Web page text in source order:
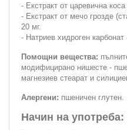
- Екстракт от царевична коса
- Екстракт от мечо грозде
20 мг.
- Натриев хидроген карбонат
Помощни вещества:
модифицирано нишесте -
магнезиев стеарат и
Алергени: пшеничен глутен.
Начин на употреба: